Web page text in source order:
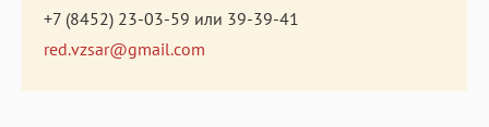
+7 (8452) 23-03-59 или 39-39-41
red.vzsar@gmail.com